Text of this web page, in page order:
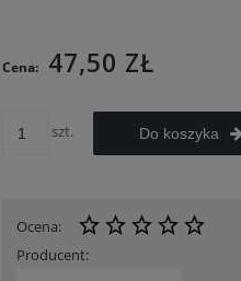
kosztów płatności
Cena: 47,50 ZŁ
szt. Do koszyka
Ocena:
Producent: